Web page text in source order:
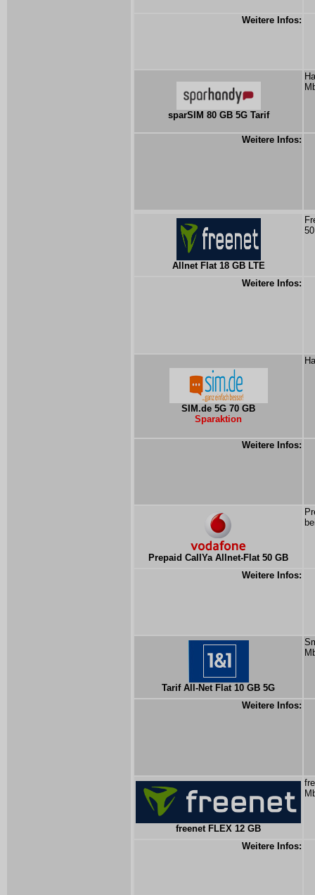
Weitere Infos:
sparSIM 80 GB 5G Tarif
Weitere Infos:
Allnet Flat 18 GB LTE
Weitere Infos:
SIM.de 5G 70 GB
Sparaktion
Weitere Infos:
Prepaid CallYa Allnet-Flat 50 GB
Weitere Infos:
Tarif All-Net Flat 10 GB 5G
Weitere Infos:
freenet FLEX 12 GB
Weitere Infos: